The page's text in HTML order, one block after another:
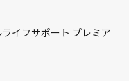
イフサポート プレミア